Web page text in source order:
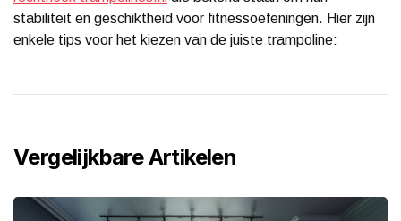
stabiliteit en geschiktheid voor fitnessoefeningen. Hier zijn
enkele tips voor het kiezen van de juiste trampoline:
Vergelijkbare Artikelen